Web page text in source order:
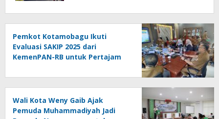
Pemkot Kotamobagu Ikuti
Evaluasi SAKIP 2025 dari
KemenPAN-RB untuk Pertajam
Wali Kota Weny Gaib Ajak
Pemuda Muhammadiyah Jadi